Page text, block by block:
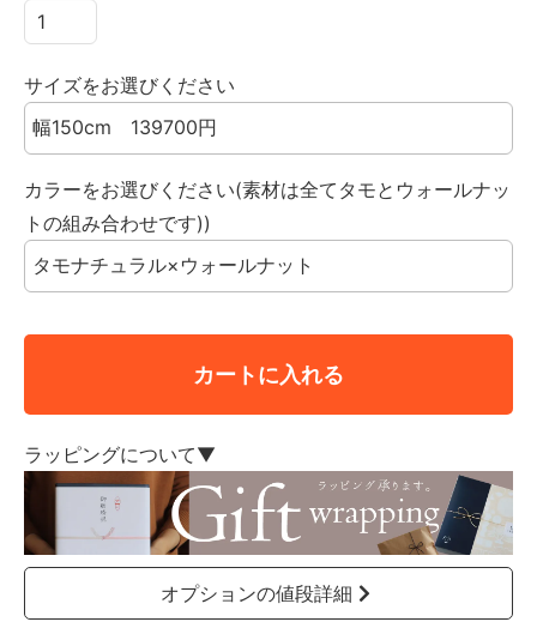
サイズをお選びください
カラーをお選びください(素材は全てタモとウォールナッ
トの組み合わせです))
カートに入れる
ラッピングについて▼
オプションの値段詳細